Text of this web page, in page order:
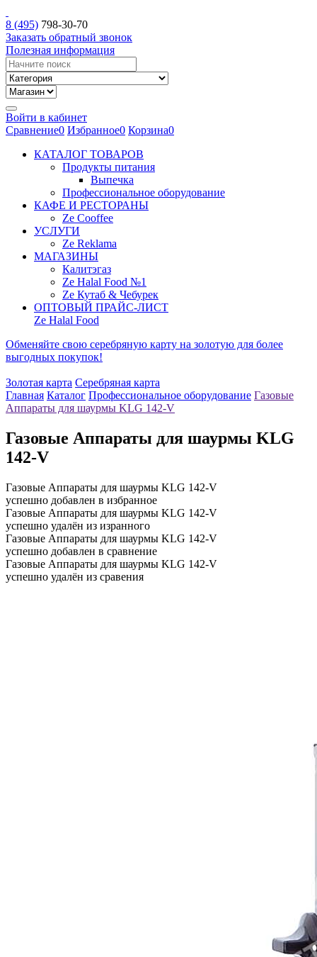
8 (495) 798-30-70
Заказать обратный звонок
Полезная информация
Войти в кабинет
Сравнение0 Избранное0 Корзина0
КАТАЛОГ ТОВАРОВ
Продукты питания
Выпечка
Профессиональное оборудование
КАФЕ И РЕСТОРАНЫ
Ze Cooffee
УСЛУГИ
Ze Reklama
МАГАЗИНЫ
Калитэгаз
Ze Halal Food №1
Ze Кутаб & Чебурек
ОПТОВЫЙ ПРАЙС-ЛИСТ
Ze Halal Food
Обменяйте свою серебряную карту на золотую для более
выгодных покупок!
Золотая карта Серебряная карта
Главная Каталог Профессиональное оборудование Газовые
Аппараты для шаурмы KLG 142-V
Газовые Аппараты для шаурмы KLG
142-V
Газовые Аппараты для шаурмы KLG 142-V
успешно добавлен в избранное
Газовые Аппараты для шаурмы KLG 142-V
успешно удалён из изранного
Газовые Аппараты для шаурмы KLG 142-V
успешно добавлен в сравнение
Газовые Аппараты для шаурмы KLG 142-V
успешно удалён из сравения